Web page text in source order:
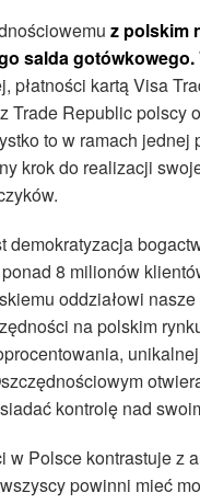
z polskim
salda gotówkowego.
płatności kartą Visa
Trade Republic polscy
to w ramach
krok do realizacji
demokratyzacja
8 milionów
oddziałowi
na polskim
kontrolę nad
w Polsce kontrastuje z
powinni mieć